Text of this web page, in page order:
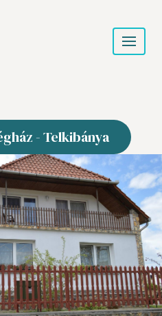
- Telkibánya